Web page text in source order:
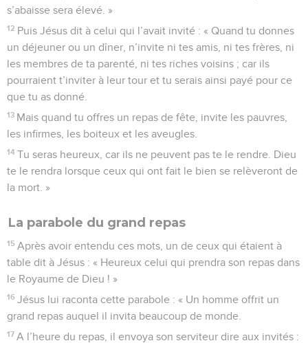
s’abaisse sera élevé. »
12 Puis Jésus dit à celui qui l’avait invité : « Quand tu donnes
un déjeuner ou un dîner, n’invite ni tes amis, ni tes frères, ni
les membres de ta parenté, ni tes riches voisins ; car ils
pourraient t’inviter à leur tour et tu serais ainsi payé pour ce
que tu as donné.
13 Mais quand tu offres un repas de fête, invite les pauvres,
les infirmes, les boiteux et les aveugles.
14 Tu seras heureux, car ils ne peuvent pas te le rendre. Dieu
te le rendra lorsque ceux qui ont fait le bien se relèveront de
la mort. »
La parabole du grand repas
15 Après avoir entendu ces mots, un de ceux qui étaient à
table dit à Jésus : « Heureux celui qui prendra son repas dans
le Royaume de Dieu ! »
16 Jésus lui raconta cette parabole : « Un homme offrit un
grand repas auquel il invita beaucoup de monde.
17 A l’heure du repas, il envoya son serviteur dire aux invités :